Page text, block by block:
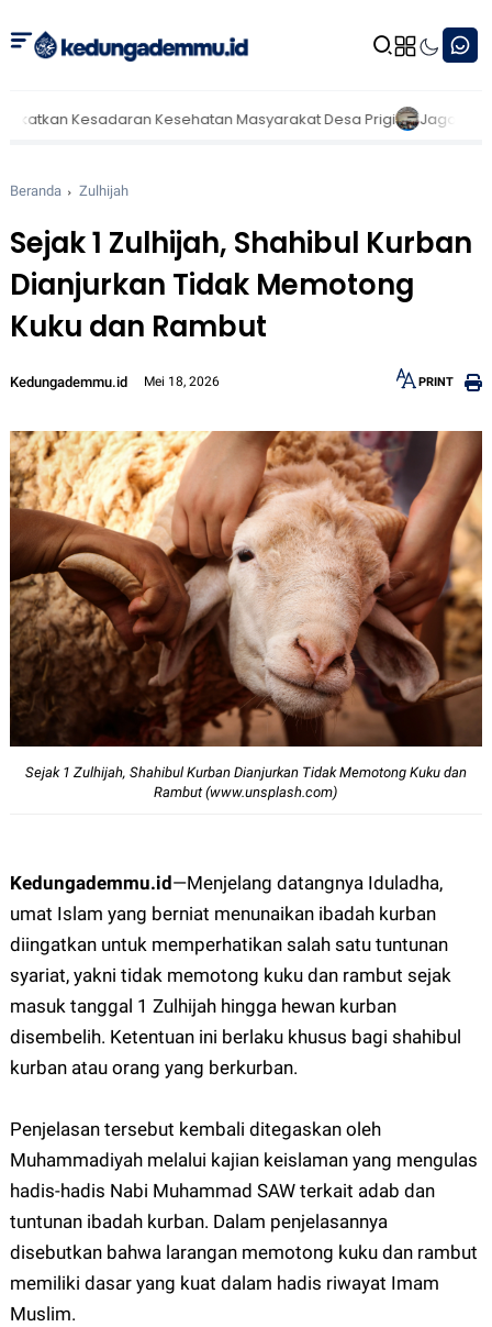
Kesehatan Masyarakat Desa Prigi Jagong Lintas
Beranda Zulhijah
Sejak 1 Zulhijah, Shahibul Kurban
Dianjurkan Tidak Memotong
Kuku dan Rambut
Kedungademmu.id Mei 18, 2026
12px
PRINT
Sejak 1 Zulhijah, Shahibul Kurban Dianjurkan Tidak Memotong Kuku dan
Rambut (www.unsplash.com)
Kedungademmu.id—Menjelang datangnya Iduladha,
umat Islam yang berniat menunaikan ibadah kurban
diingatkan untuk memperhatikan salah satu tuntunan
syariat, yakni tidak memotong kuku dan rambut sejak
masuk tanggal 1 Zulhijah hingga hewan kurban
disembelih. Ketentuan ini berlaku khusus bagi shahibul
kurban atau orang yang berkurban.
Penjelasan tersebut kembali ditegaskan oleh
Muhammadiyah melalui kajian keislaman yang mengulas
hadis-hadis Nabi Muhammad SAW terkait adab dan
tuntunan ibadah kurban. Dalam penjelasannya
disebutkan bahwa larangan memotong kuku dan rambut
memiliki dasar yang kuat dalam hadis riwayat Imam
Muslim.